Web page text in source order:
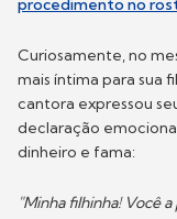
procedimento no
Curiosamente, no
mais íntima para sua
cantora expressou
declaração
dinheiro e fama:
"Minha filhinha! Você